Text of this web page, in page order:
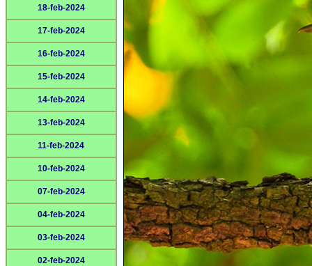
18-feb-2024
17-feb-2024
16-feb-2024
15-feb-2024
14-feb-2024
13-feb-2024
11-feb-2024
10-feb-2024
07-feb-2024
04-feb-2024
03-feb-2024
02-feb-2024